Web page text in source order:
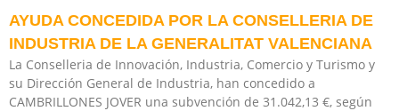
AYUDA CONCEDIDA POR LA CONSELLERIA DE
INDUSTRIA DE LA GENERALITAT VALENCIANA
La Conselleria de Innovación, Industria, Comercio y Turismo y
su Dirección General de Industria, han concedido a
CAMBRILLONES JOVER una subvención de 31.042,13 €, según